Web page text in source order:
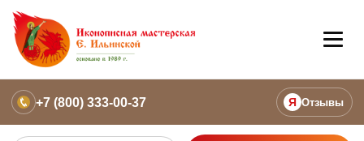
+7 (800) 333-00-37 Я Отзывы